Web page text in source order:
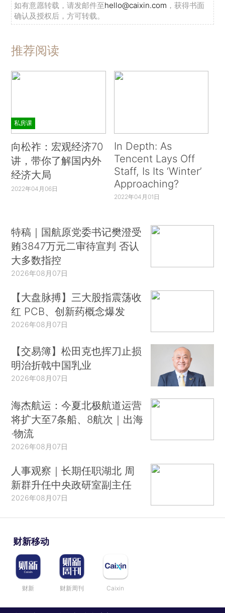
如有意愿转载，请发邮件至hello@caixin.com ，获得书面
确认及授权后，方可转载。
推荐阅读
私房课
向松祚：宏观经济70
讲，带你了解国内外
经济大局
2022年04月06日
In Depth: As
Tencent Lays Off
Staff, Is Its ‘Winter’
Approaching?
2022年04月01日
特稿｜国航原党委书记樊澄受
贿3847万元二审待宣判 否认
大多数指控
2026年08月07日
【大盘脉搏】三大股指震荡收
红 PCB、创新药概念爆发
2026年08月07日
【交易簿】松田克也挥刀止损
明治折戟中国乳业
2026年08月07日
海杰航运：今夏北极航道运营
将扩大至7条船、8航次｜出海
·物流
2026年08月07日
人事观察｜长期任职湖北 周
新群升任中央政研室副主任
2026年08月07日
财新移动
财新 财新周刊 Caixin